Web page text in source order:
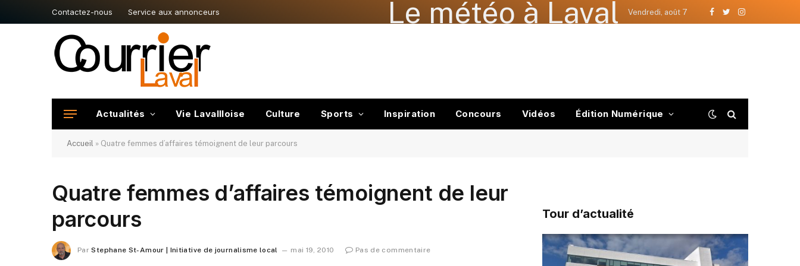
Contactez-nous Service aux annonceurs Le météo à Laval Vendredi, août 7
Facebook
TwitterInstagram
Actualités Vie Lavallloise Culture Sports Inspiration Concours Vidéos Édition Numérique
Accueil » Quatre femmes d’affaires témoignent de leur parcours
Quatre femmes d’affaires témoignent de leur
parcours
Par Stephane St-Amour | Initiative de journalisme local mai 19, 2010 Pas de commentaire
Tour d’actualité